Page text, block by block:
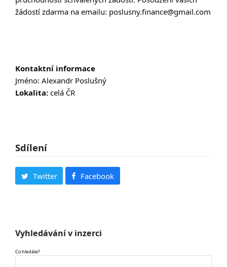
žádostí zdarma na emailu: poslusny.finance@gmail.com
Kontaktní informace
Jméno: Alexandr Poslušný
Lokalita: celá ČR
Sdílení
Twitter Facebook
Vyhledávání v inzerci
Co hledáte?